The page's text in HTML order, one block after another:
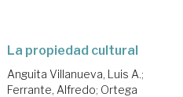
La propiedad cultural
Anguita Villanueva, Luis A.;
Ferrante, Alfredo; Ortega